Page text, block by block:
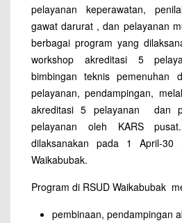
pelayanan keperawatan,
gawat darurat , dan pelayanan
berbagai program yang
workshop akreditasi 5
bimbingan teknis pemenuhan
pelayanan, pendampingan,
akreditasi 5 pelayanan dan
pelayanan oleh KARS
dilaksanakan pada 1 April-
Waikabubak.
Program di RSUD Waikabubak
pembinaan, pendampingan